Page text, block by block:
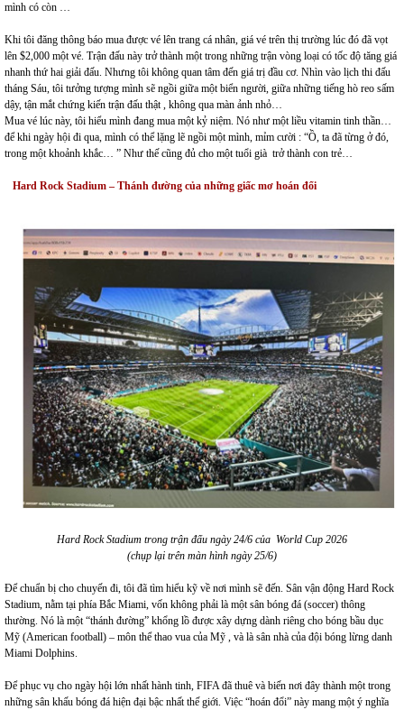
mình có còn …
Khi tôi đăng thông báo mua được vé lên trang cá nhân, giá vé trên thị trường lúc đó đã vọt
lên $2,000 một vé. Trận đấu này trở thành một trong những trận vòng loại có tốc độ tăng giá
nhanh thứ hai giải đấu. Nhưng tôi không quan tâm đến giá trị đầu cơ. Nhìn vào lịch thi đấu
tháng Sáu, tôi tưởng tượng mình sẽ ngồi giữa một biển người, giữa những tiếng hò reo sấm
dậy, tận mắt chứng kiến trận đấu thật , không qua màn ảnh nhỏ…
Mua vé lúc này, tôi hiểu mình đang mua một kỷ niệm. Nó như một liều vitamin tinh thần…
để khi ngày hội đi qua, mình có thể lặng lẽ ngồi một mình, mỉm cười : “Ồ, ta đã từng ở đó,
trong một khoảnh khắc… ” Như thế cũng đủ cho một tuổi già trở thành con trẻ…
Hard Rock Stadium – Thánh đường của những giấc mơ hoán đổi
Hard Rock Stadium trong trận đấu ngày 24/6 của World Cup 2026
(chụp lại trên màn hình ngày 25/6)
Để chuẩn bị cho chuyến đi, tôi đã tìm hiểu kỹ về nơi mình sẽ đến. Sân vận động Hard Rock
Stadium, nằm tại phía Bắc Miami, vốn không phải là một sân bóng đá (soccer) thông
thường. Nó là một “thánh đường” khổng lồ được xây dựng dành riêng cho bóng bầu dục
Mỹ (American football) – môn thể thao vua của Mỹ , và là sân nhà của đội bóng lừng danh
Miami Dolphins.
Để phục vụ cho ngày hội lớn nhất hành tinh, FIFA đã thuê và biến nơi đây thành một trong
những sân khấu bóng đá hiện đại bậc nhất thế giới. Việc “hoán đổi” này mang một ý nghĩa